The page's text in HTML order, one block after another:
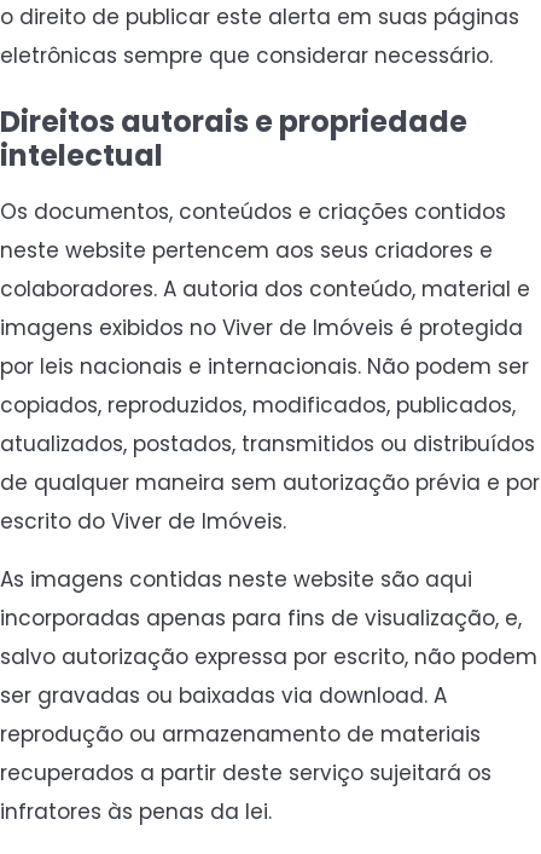
o direito de publicar este alerta em suas páginas
eletrônicas sempre que considerar necessário.
Direitos autorais e propriedade
intelectual
Os documentos, conteúdos e criações contidos
neste website pertencem aos seus criadores e
colaboradores. A autoria dos conteúdo, material e
imagens exibidos no Viver de Imóveis é protegida
por leis nacionais e internacionais. Não podem ser
copiados, reproduzidos, modificados, publicados,
atualizados, postados, transmitidos ou distribuídos
de qualquer maneira sem autorização prévia e por
escrito do Viver de Imóveis.
As imagens contidas neste website são aqui
incorporadas apenas para fins de visualização, e,
salvo autorização expressa por escrito, não podem
ser gravadas ou baixadas via download. A
reprodução ou armazenamento de materiais
recuperados a partir deste serviço sujeitará os
infratores às penas da lei.